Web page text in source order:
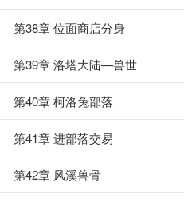
第38章 位面商店分身
第39章 洛塔大陆—兽世
第40章 柯洛兔部落
第41章 进部落交易
第42章 风溪兽骨